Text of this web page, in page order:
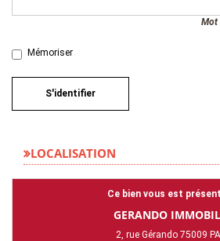
Mot
Mémoriser
S'identifier
LOCALISATION
Ce bien vous est
GERANDO
2, rue Gérando 75009